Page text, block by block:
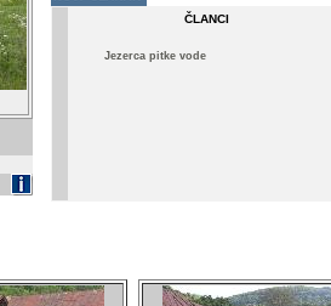
ČLANCI
Jezerca pitke vode